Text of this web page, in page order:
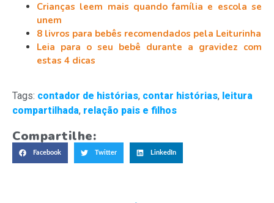
Crianças leem mais quando família e escola se
unem
8 livros para bebês recomendados pela Leiturinha
Leia para o seu bebê durante a gravidez com
estas 4 dicas
Tags: contador de histórias, contar histórias, leitura
compartilhada, relação pais e filhos
Compartilhe:
Facebook Twitter LinkedIn